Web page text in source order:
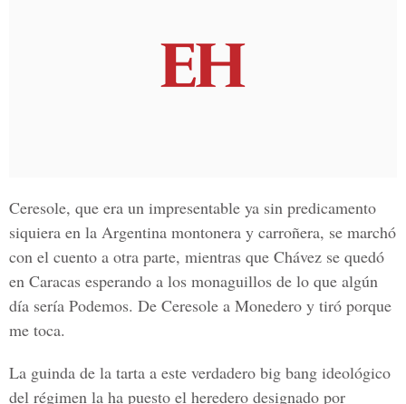
Ceresole, que era un impresentable ya sin predicamento
siquiera en la Argentina montonera y carroñera, se marchó
con el cuento a otra parte, mientras que Chávez se quedó
en Caracas esperando a los monaguillos de lo que algún
día sería Podemos. De Ceresole a Monedero y tiró porque
me toca.
La guinda de la tarta a este verdadero big bang ideológico
del régimen la ha puesto el heredero designado por